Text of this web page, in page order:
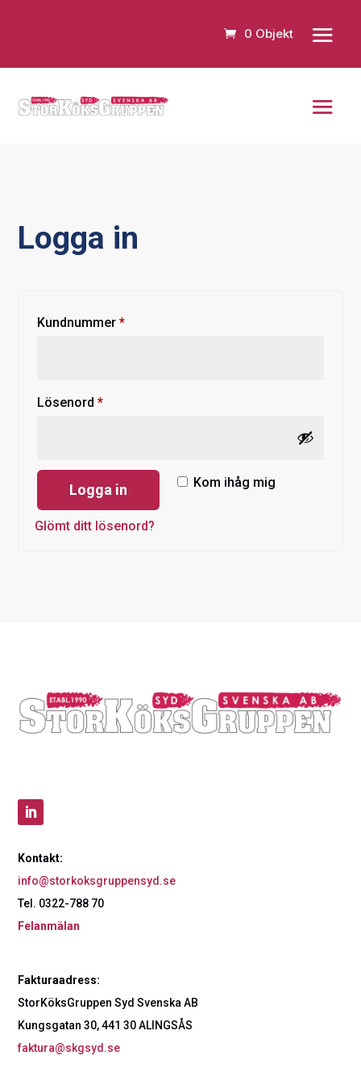
0 Objekt
Logga in
Kundnummer*Obligatoriskt
Lösenord*Obligatoriskt
Kom ihåg mig
Logga in
Glömt ditt lösenord?
Kontakt:
info@storkoksgruppensyd.se
Tel. 0322-788 70
Felanmälan
Fakturaadress:
StorKöksGruppen Syd Svenska AB
Kungsgatan 30, 441 30 ALINGSÅS
faktura@skgsyd.se